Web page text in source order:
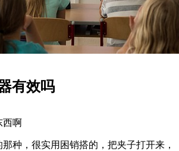
有效吗
西啊
种，很实用困销搭的，把夹子打开来，